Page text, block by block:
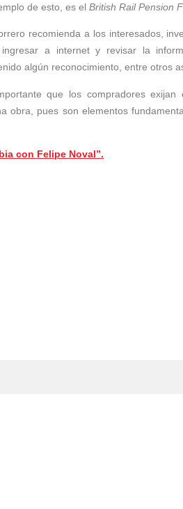
de esto, es el British Rail Pension
recomienda a los interesados,
a internet y revisar la
algún reconocimiento, entre otros
que los compradores
obra, pues son elementos
con Felipe Noval”.